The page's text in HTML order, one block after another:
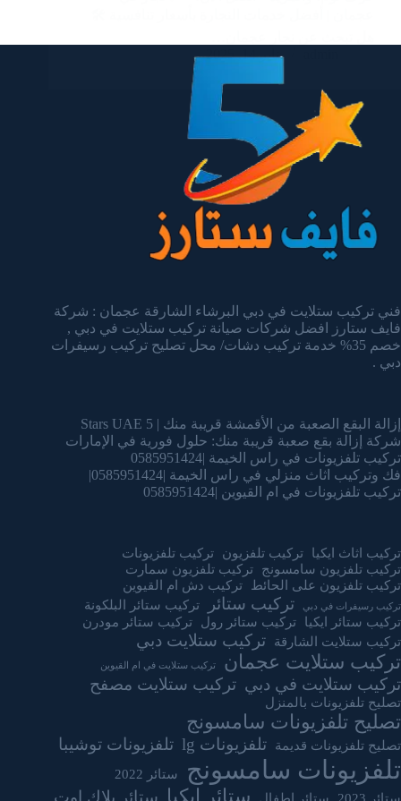
يناير 14, 2025
فني تركيب ستلايت في دبي البرشاء الشارقة عجمان : شركة
فايف ستارز افضل شركات صيانة تركيب ستلايت في دبي ,
خصم 35% خدمة تركيب دشات/ محل تصليح تركيب رسيفرات
دبي .
إزالة البقع الصعبة من الأقمشة قريبة منك | 5 Stars UAE
شركة إزالة بقع صعبة قريبة منك: حلول فورية في الإمارات
تركيب تلفزيونات في راس الخيمة |0585951424
فك وتركيب اثاث منزلي في راس الخيمة |0585951424|
تركيب تلفزيونات في ام القيوين |0585951424
تركيب اثاث ايكيا تركيب تلفزيون
تركيب تلفزيونات
تركيب تلفزيون سامسونج
تركيب تلفزيون سمارت
تركيب تلفزيون على الحائط
تركيب دش ام القيوين
تركيب رسيفرات في دبي تركيب ستائر
تركيب ستائر البلكونة
تركيب ستائر ايكيا
تركيب ستائر رول
تركيب ستائر مودرن
تركيب ستلايت الشارقة
تركيب ستلايت دبي
تركيب ستلايت عجمان تركيب ستلايت في ام القيوين
تركيب ستلايت في دبي تركيب ستلايت مصفح
تصليح تلفزيونات بالمنزل
تصليح تلفزيونات سامسونج
تصليح تلفزيونات قديمة تلفزيونات lg تلفزيونات توشيبا
تلفزيونات سامسونج
ستائر 2022
ستائر ايكيا ستائر بلاك اوت